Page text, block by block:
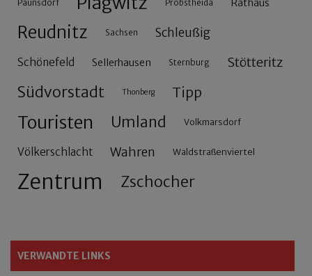
Paunsdorf Probstheida Rathaus
Reudnitz Sachsen Schleußig
Schönefeld Sellerhausen Sternburg Stötteritz
Südvorstadt Thonberg Tipp
Touristen Umland Volkmarsdorf
Völkerschlacht Wahren Waldstraßenviertel
Zentrum Zschocher
VERWANDTE LINKS